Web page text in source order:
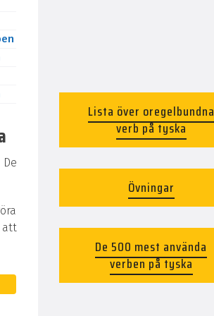
att
Lista över oregelbundna
verb på tyska
Övningar
De 500 mest använda
verben på tyska